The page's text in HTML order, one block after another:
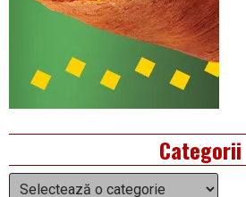
Categorii
Categorii